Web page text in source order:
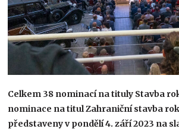
Celkem 38 nominací na tituly Stavba
nominace na titul Zahraniční stavba
představeny v pondělí 4. září 2023 na